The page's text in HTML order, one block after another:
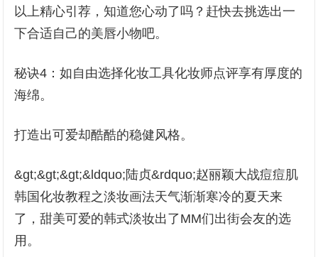
以上精心引荐，知道您心动了吗？赶快去挑选出一
下合适自己的美唇小物吧。
秘诀4：如自由选择化妆工具化妆师点评享有厚度的
海绵。
打造出可爱却酷酷的稳健风格。
&gt;&gt;&gt;&ldquo;陆贞&rdquo;赵丽颖大战痘痘肌
韩国化妆教程之淡妆画法天气渐渐寒冷的夏天来
了，甜美可爱的韩式淡妆出了MM们出街会友的选
用。